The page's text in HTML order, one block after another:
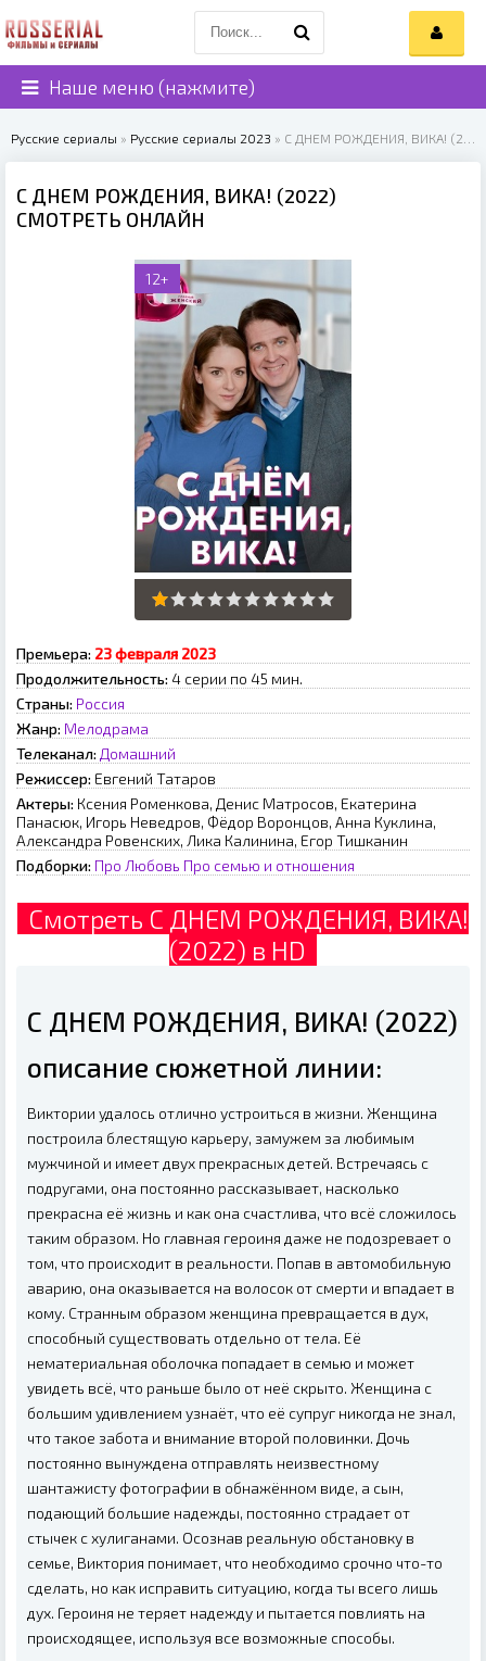
Наше меню (нажмите)
Русские сериалы » Русские сериалы 2023 » С ДНЕМ РОЖДЕНИЯ, ВИКА! (2022)
С ДНЕМ РОЖДЕНИЯ, ВИКА! (2022)
СМОТРЕТЬ ОНЛАЙН
12+
Премьера: 23 февраля 2023
Продолжительность: 4 серии по 45 мин.
Страны: Россия
Жанр: Мелодрама
Телеканал: Домашний
Режиссер: Eвгeний Taтapoв
Актеры: Ксения Роменкова, Денис Матросов, Екатерина
Панасюк, Игорь Неведров, Фёдор Воронцов, Анна Куклина,
Александра Ровенских, Лика Калинина, Егор Тишканин
Подборки: Про Любовь Про семью и отношения
Смотреть С ДНЕМ РОЖДЕНИЯ, ВИКА!
(2022) в HD
С ДНЕМ РОЖДЕНИЯ, ВИКА! (2022)
описание сюжетной линии:
Виктории удалось отлично устроиться в жизни. Женщина
построила блестящую карьеру, замужем за любимым
мужчиной и имеет двух прекрасных детей. Встречаясь с
подругами, она постоянно рассказывает, насколько
прекрасна её жизнь и как она счастлива, что всё сложилось
таким образом. Но главная героиня даже не подозревает о
том, что происходит в реальности. Попав в автомобильную
аварию, она оказывается на волосок от смерти и впадает в
кому. Странным образом женщина превращается в дух,
способный существовать отдельно от тела. Её
нематериальная оболочка попадает в семью и может
увидеть всё, что раньше было от неё скрыто. Женщина с
большим удивлением узнаёт, что её супруг никогда не знал,
что такое забота и внимание второй половинки. Дочь
постоянно вынуждена отправлять неизвестному
шантажисту фотографии в обнажённом виде, а сын,
подающий большие надежды, постоянно страдает от
стычек с хулиганами. Осознав реальную обстановку в
семье, Виктория понимает, что необходимо срочно что-то
сделать, но как исправить ситуацию, когда ты всего лишь
дух. Героиня не теряет надежду и пытается повлиять на
происходящее, используя все возможные способы.